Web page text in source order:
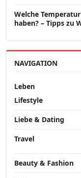
Welche
haben? – Tipps zu
NAVIGATION
Leben
Lifestyle
Liebe & Dating
Travel
Beauty & Fashion